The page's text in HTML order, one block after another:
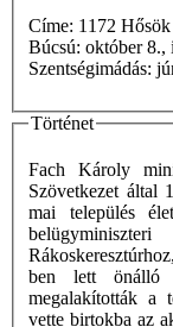
Címe: 1172 Hősök
Búcsú:
Történet
Fach Károly
Szövetkezet által
mai település
ben lett önálló
megalakították a
vette birtokba az